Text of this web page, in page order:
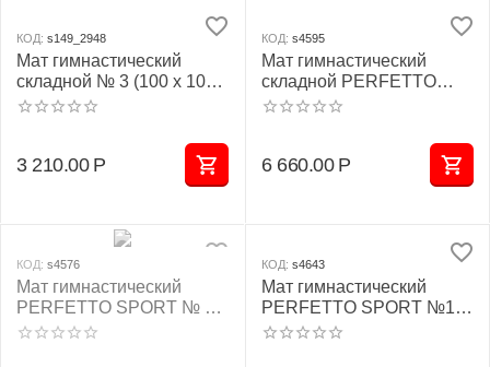
КОД: s149_2948
Мат гимнастический
складной № 3 (100 х 100 х
10) см жёлтый
3 210.00 Р
КОД: s4595
Мат гимнастический
складной PERFETTO
SPORT № 5 (100 х 200 х
6 660.00 Р
КОД: s4576
Мат гимнастический
PERFETTO SPORT № 9
(100 х 150 х 10) см
КОД: s4643
Мат гимнастический
PERFETTO SPORT №1
(100 х 50 х 10) см сине/